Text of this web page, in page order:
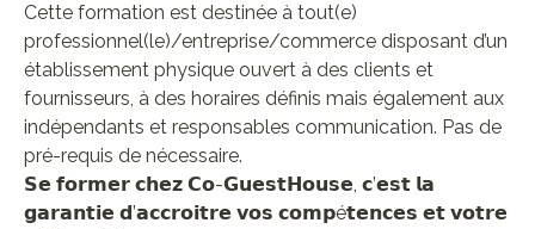
Cette formation est destinée à tout(e)
professionnel(le)/entreprise/commerce disposant d’un
établissement physique ouvert à des clients et
fournisseurs, à des horaires définis mais également aux
indépendants et responsables communication. Pas de
pré-requis de nécessaire.
𝗦𝗲 𝗳𝗼𝗿𝗺𝗲𝗿 𝗰𝗵𝗲𝘇 𝗖𝗼-𝗚𝘂𝗲𝘀𝘁𝗛𝗼𝘂𝘀𝗲, 𝗰’𝗲𝘀𝘁 𝗹𝗮
𝗴𝗮𝗿𝗮𝗻𝘁𝗶𝗲 𝗱’𝗮𝗰𝗰𝗿𝗼𝗶𝘁𝗿𝗲 𝘃𝗼𝘀 𝗰𝗼𝗺𝗽é𝘁𝗲𝗻𝗰𝗲𝘀 𝗲𝘁 𝘃𝗼𝘁𝗿𝗲